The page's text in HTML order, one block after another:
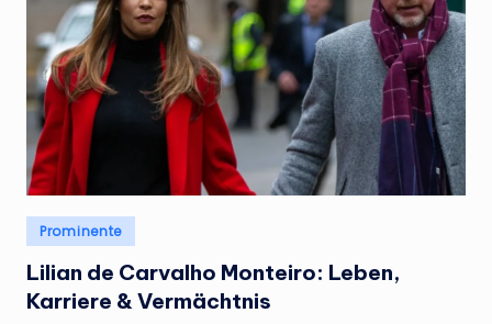
Posted
in
Prominente
Lilian de Carvalho Monteiro: Leben,
Karriere & Vermächtnis